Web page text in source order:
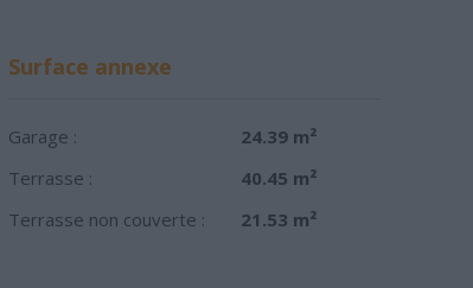
Surface annexe
Garage :
24.39 m²
Terrasse :
40.45 m²
Terrasse non couverte :
21.53 m²